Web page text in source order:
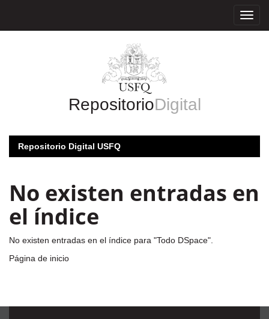
RepositorioDigital
Repositorio Digital USFQ
No existen entradas en
el índice
No existen entradas en el índice para "Todo DSpace".
Página de inicio